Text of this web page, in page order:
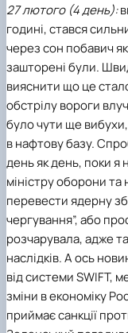
27 лютого (4 день):
годині, стався
через сон побавич
зашторені були.
вияснити що це
обстрілу вороги
було чути ще
в нафтову базу.
день як день, поки я
міністру оборони та
перевести ядерну
чергування”, або
розчарувала, адже
наслідків. А ось
від системи SWIFT,
зміни в економіку
приймає санкції